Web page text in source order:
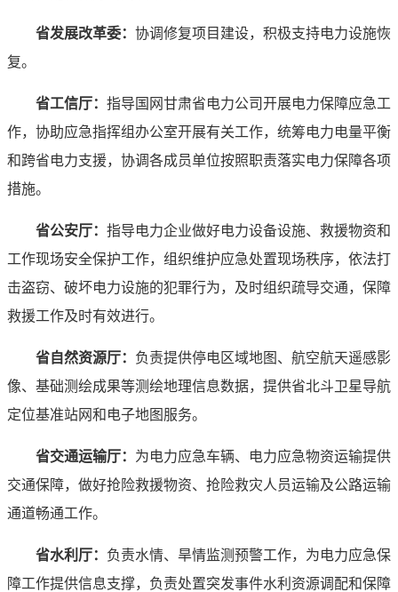
省发展改革委： 协调修复项目建设，积极支持电力设施恢
复。
省工信厅： 指导国网甘肃省电力公司开展电力保障应急工
作，协助应急指挥组办公室开展有关工作，统筹电力电量平衡
和跨省电力支援，协调各成员单位按照职责落实电力保障各项
措施。
省公安厅： 指导电力企业做好电力设备设施、救援物资和
工作现场安全保护工作，组织维护应急处置现场秩序，依法打
击盗窃、破坏电力设施的犯罪行为，及时组织疏导交通，保障
救援工作及时有效进行。
省自然资源厅： 负责提供停电区域地图、航空航天遥感影
像、基础测绘成果等测绘地理信息数据，提供省北斗卫星导航
定位基准站网和电子地图服务。
省交通运输厅： 为电力应急车辆、电力应急物资运输提供
交通保障，做好抢险救援物资、抢险救灾人员运输及公路运输
通道畅通工作。
省水利厅： 负责水情、旱情监测预警工作，为电力应急保
障工作提供信息支撑，负责处置突发事件水利资源调配和保障